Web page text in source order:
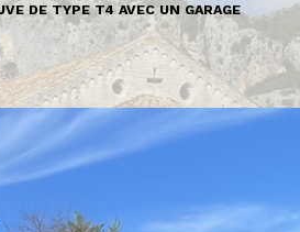
DE TYPE T4 AVEC UN GARAGE